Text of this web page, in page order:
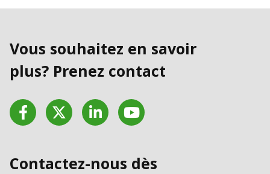
Vous souhaitez en savoir
plus? Prenez contact
FacebookTwitter LinkedInYouTube
Contactez-nous dès